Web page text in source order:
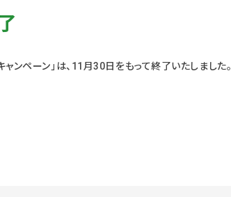
ンペーン」は、11月30日をもって終了いたしました。